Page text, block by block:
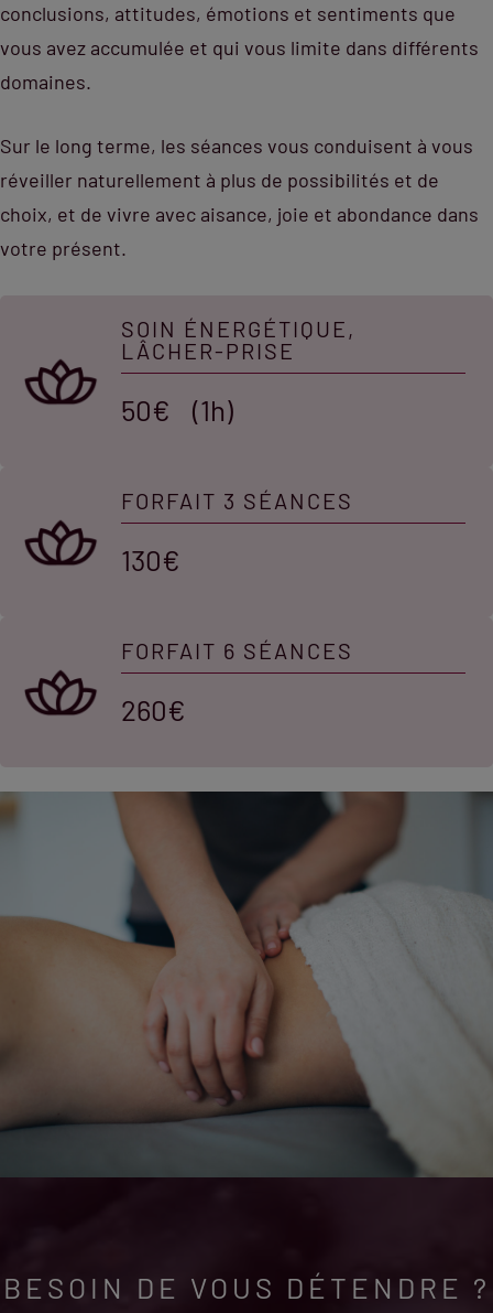
conclusions, attitudes, émotions et sentiments que
vous avez accumulée et qui vous limite dans différents
domaines.
Sur le long terme, les séances vous conduisent à vous
réveiller naturellement à plus de possibilités et de
choix, et de vivre avec aisance, joie et abondance dans
votre présent.
SOIN ÉNERGÉTIQUE,
LÂCHER-PRISE
50€ (1h)
FORFAIT 3 SÉANCES
130€
FORFAIT 6 SÉANCES
260€
BESOIN DE VOUS DÉTENDRE ?